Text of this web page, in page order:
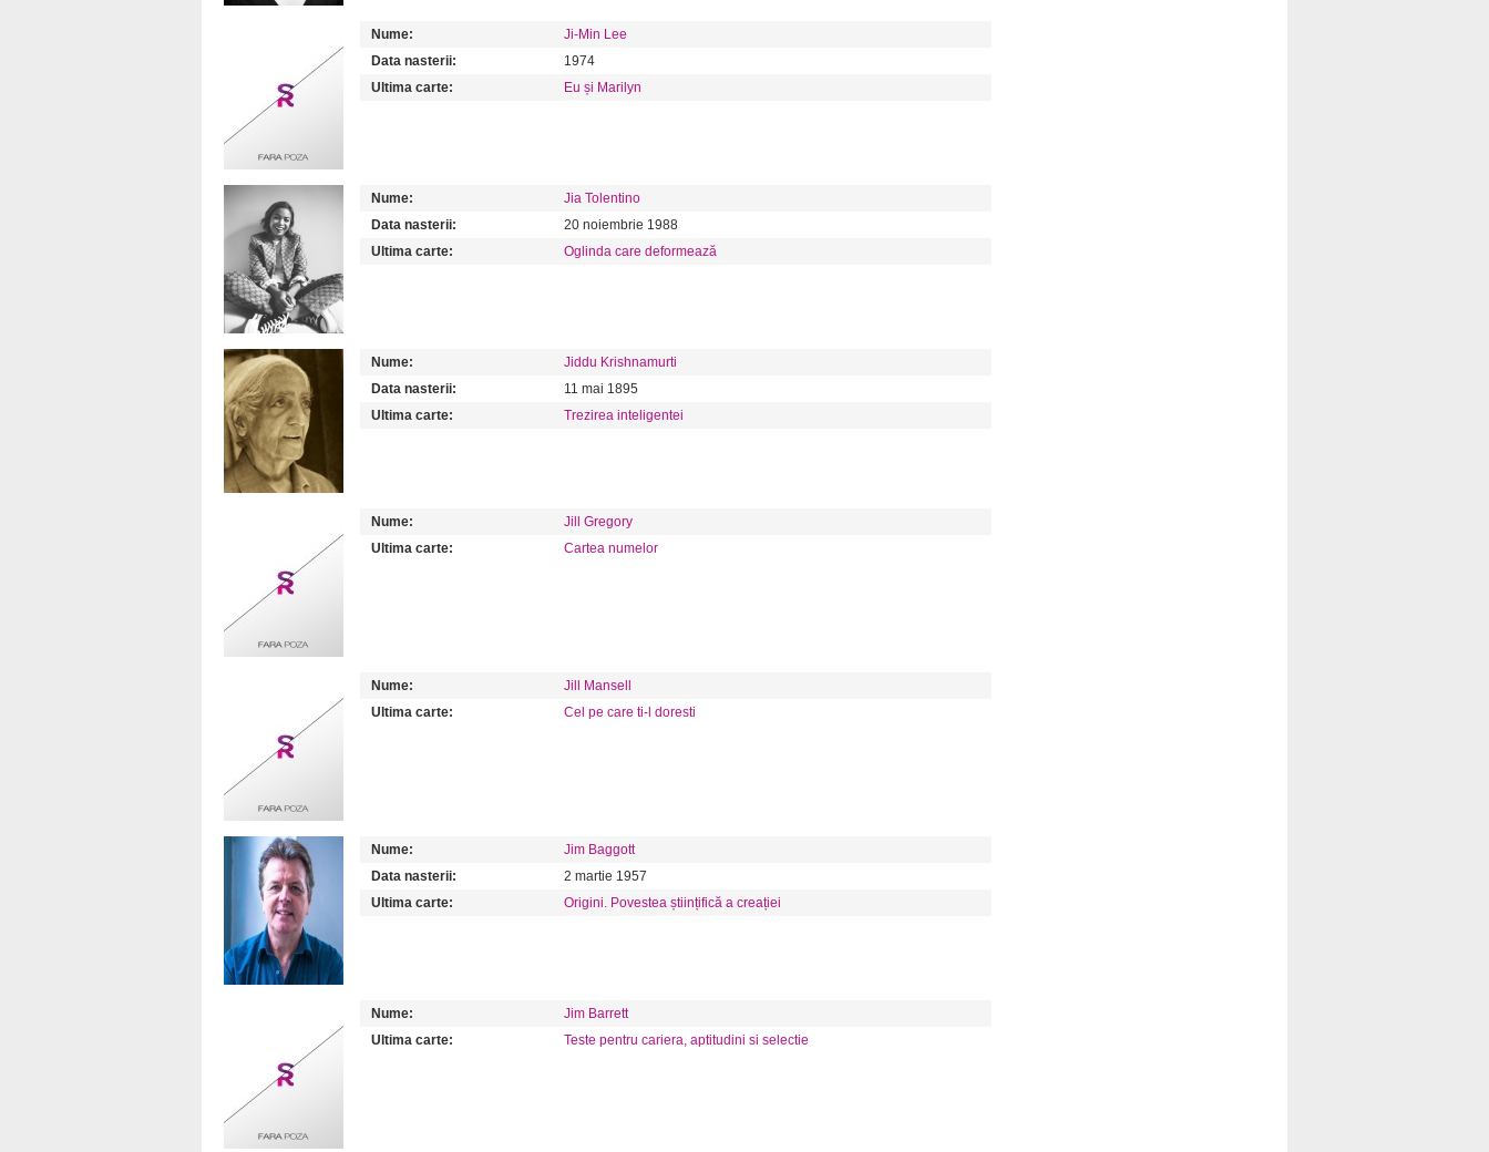
Nume:
Ji-Min Lee
Data nasterii:
1974
Ultima carte:
Eu și Marilyn
Nume:
Jia Tolentino
Data nasterii:
20 noiembrie 1988
Ultima carte:
Oglinda care deformează
Nume:
Jiddu Krishnamurti
Data nasterii:
11 mai 1895
Ultima carte:
Trezirea inteligentei
Nume:
Jill Gregory
Ultima carte:
Cartea numelor
Nume:
Jill Mansell
Ultima carte:
Cel pe care ti-l doresti
Nume:
Jim Baggott
Data nasterii:
2 martie 1957
Ultima carte:
Origini. Povestea științifică a creației
Nume:
Jim Barrett
Ultima carte:
Teste pentru cariera, aptitudini si selectie